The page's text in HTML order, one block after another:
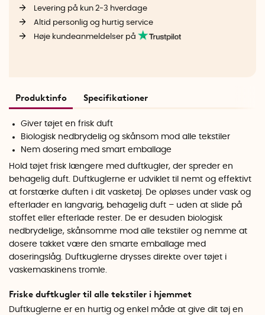
Levering på kun 2-3 hverdage
Altid personlig og hurtig service
Høje kundeanmeldelser på
Produktinfo Specifikationer
Giver tøjet en frisk duft
Biologisk nedbrydelig og skånsom mod alle tekstiler
Nem dosering med smart emballage
Hold tøjet frisk længere med duftkugler, der spreder en
behagelig duft. Duftkuglerne er udviklet til nemt og effektivt
at forstærke duften i dit vasketøj. De opløses under vask og
efterlader en langvarig, behagelig duft – uden at slide på
stoffet eller efterlade rester. De er desuden biologisk
nedbrydelige, skånsomme mod alle tekstiler og nemme at
dosere takket være den smarte emballage med
doseringslåg. Duftkuglerne drysses direkte over tøjet i
vaskemaskinens tromle.
Friske duftkugler til alle tekstiler i hjemmet
Duftkuglerne er en hurtig og enkel måde at give dit tøj en